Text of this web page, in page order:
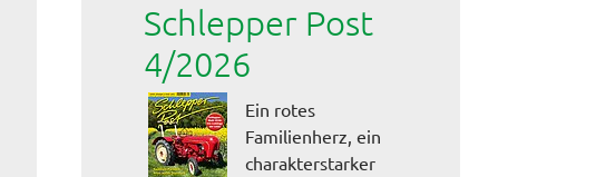
Schlepper Post
4/2026
Ein rotes
Familienherz, ein
charakterstarker